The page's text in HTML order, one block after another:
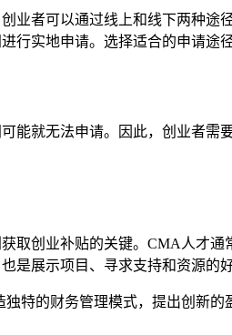
业者可以通过线上和线下两种
行实地申请。选择适合的申请途
能就无法申请。因此，创业者
取创业补贴的关键。CMA人才
是展示项目、寻求支持和资源的好
特的财务管理模式，提出创新